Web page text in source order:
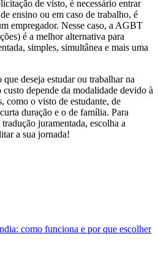
de visto, é necessário entrar
ensino ou em caso de trabalho, é
empregador. Nesse caso, a AGBT
é a melhor alternativa para
simples, simultânea e mais uma
deseja estudar ou trabalhar na
depende da modalidade devido à
como o visto de estudante, de
duração e o de família. Para
juramentada, escolha a
a sua jornada!